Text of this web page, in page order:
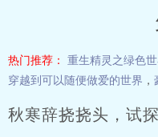
热门推荐： 重生精灵之绿色
穿越到可以随便做爱的世界 ，
秋寒辞挠挠头，试